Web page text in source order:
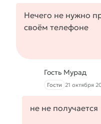
Нечего не нужно
своём телефоне
Гость Мурад
Гости 21 октября
не не получается